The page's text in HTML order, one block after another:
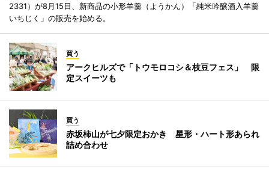
2331）が8月15日、新商品の小形羊羹（ようかん）「純米吟醸酒入羊羹
いちじく」の販売を始める。
買う
アークヒルズで「トウモロコシ＆枝豆フェス」 限
定スイーツも
買う
赤坂柿山が七夕限定おかき 星形・ハート形あられ
詰め合わせ